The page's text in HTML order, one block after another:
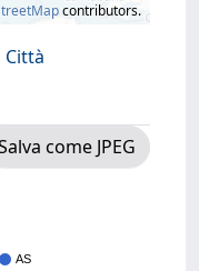
contributors.
Città
come JPEG
AS